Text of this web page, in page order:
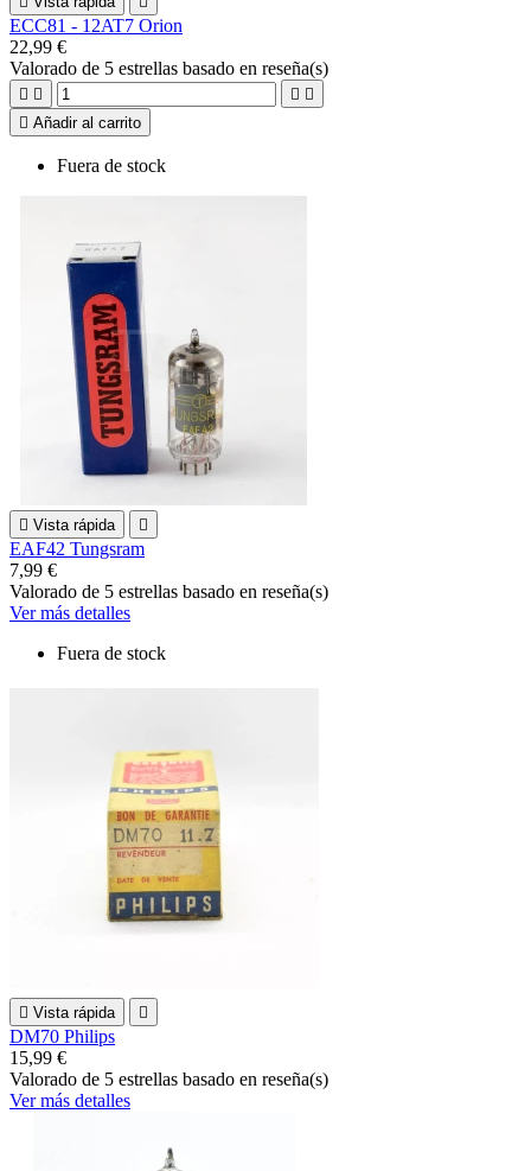
ECC81 - 12AT7 Orion
22,99 €
Valorado de 5 estrellas basado en reseña(s)
   
 Añadir al carrito
Fuera de stock
 Vista rápida 
EAF42 Tungsram
7,99 €
Valorado de 5 estrellas basado en reseña(s)
Ver más detalles
Fuera de stock
 Vista rápida 
DM70 Philips
15,99 €
Valorado de 5 estrellas basado en reseña(s)
Ver más detalles